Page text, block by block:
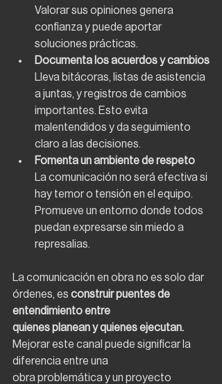
Valorar sus opiniones genera
confianza y puede aportar
soluciones prácticas.
Documenta los acuerdos y cambios
Lleva bitácoras, listas de asistencia
a juntas, y registros de cambios
importantes. Esto evita
malentendidos y da seguimiento
claro a las decisiones.
Fomenta un ambiente de respeto
La comunicación no será efectiva si
hay temor o tensión en el equipo.
Promueve un entorno donde todos
puedan expresarse sin miedo a
represalias.
La comunicación en obra no es solo dar
órdenes, es construir puentes de
entendimiento entre
quienes planean y quienes ejecutan.
Mejorar este canal puede significar la
diferencia entre una
obra problemática y un proyecto